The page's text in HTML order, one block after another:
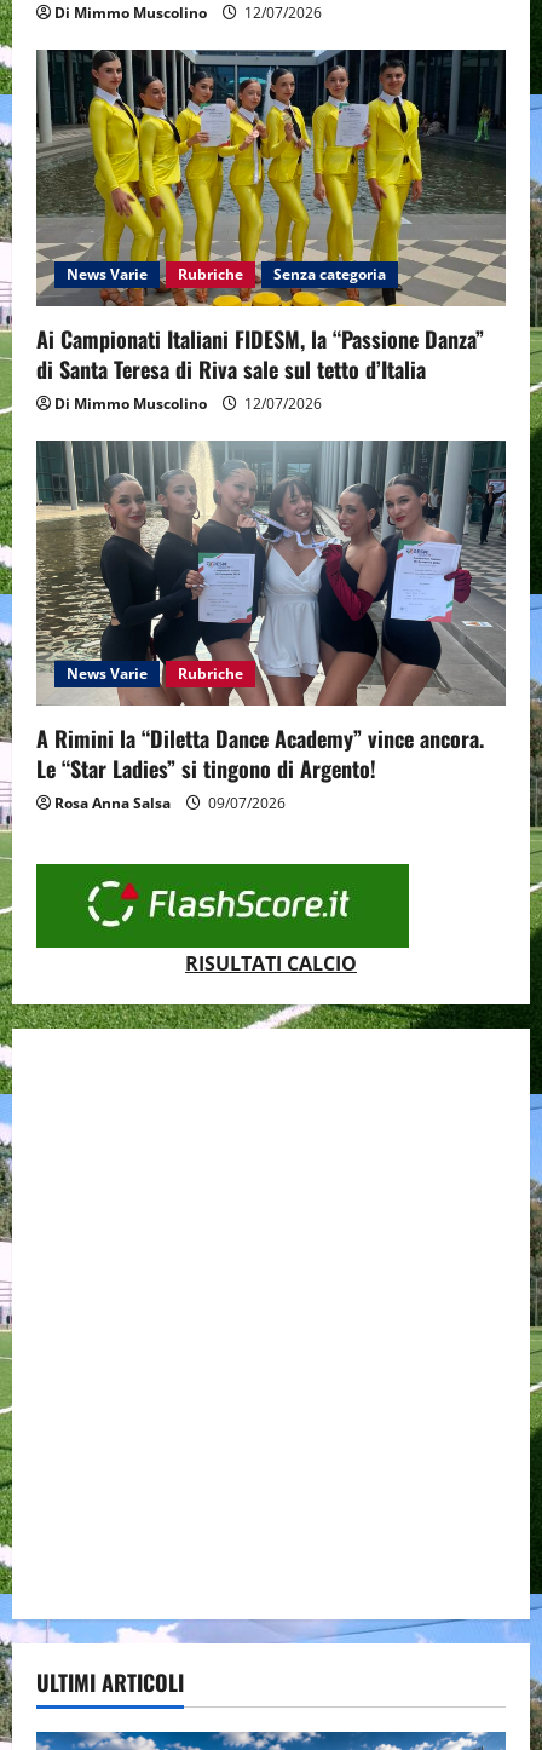
Di Mimmo Muscolino 12/07/2026
News Varie Rubriche Senza categoria
Ai Campionati Italiani FIDESM, la “Passione Danza”
di Santa Teresa di Riva sale sul tetto d’Italia
Di Mimmo Muscolino 12/07/2026
News Varie Rubriche
A Rimini la “Diletta Dance Academy” vince ancora.
Le “Star Ladies” si tingono di Argento!
Rosa Anna Salsa 09/07/2026
RISULTATI CALCIO
ULTIMI ARTICOLI